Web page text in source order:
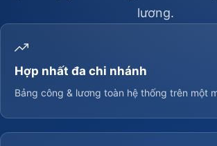
lương.
Hợp nhất đa chi nhánh
Bảng công & lương toàn hệ thống trên một